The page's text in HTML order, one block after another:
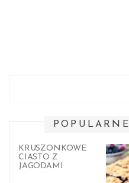
POPULARNE
KRUSZONKOWE
CIASTO Z
JAGODAMI